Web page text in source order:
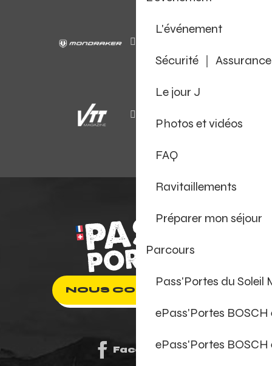
L'événement
Sécurité ｜ Assurance
Le jour J
Photos et vidéos
FAQ
Ravitaillements
Préparer mon séjour
Parcours
Pass'Portes du Soleil
ePass'Portes
ePass'Portes
NOUS CONTACTER
Facebook